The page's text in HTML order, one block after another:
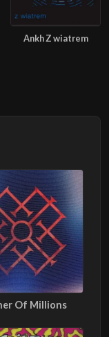
Ankh Z wiatrem
Of Millions